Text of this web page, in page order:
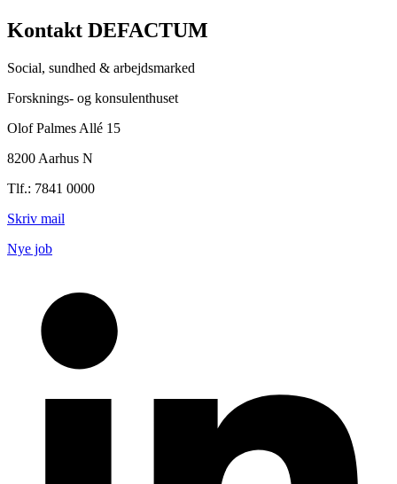
Kontakt DEFACTUM
Social, sundhed & arbejdsmarked
Forsknings- og konsulenthuset
Olof Palmes Allé 15
8200 Aarhus N
Tlf.: 7841 0000
Skriv mail
Nye job